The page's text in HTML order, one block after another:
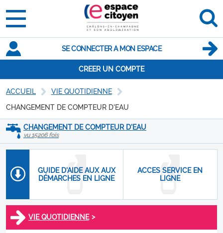
SE CONNECTER A MON ESPACE
CREER UN COMPTE
ACCUEIL
VIE QUOTIDIENNE
CHANGEMENT DE COMPTEUR D'EAU
CHANGEMENT DE COMPTEUR D'EAU
vu 15206 fois
GUIDE D'AIDE AUX AUX
DÉMARCHES EN LIGNE
ACCES SERVICE EN
LIGNE
VIE QUOTIDIENNE >